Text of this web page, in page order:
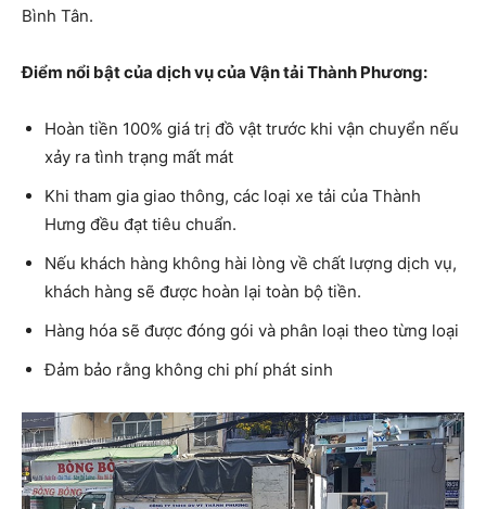
Bình Tân.
Điểm nổi bật của dịch vụ của Vận tải Thành Phương:
Hoàn tiền 100% giá trị đồ vật trước khi vận chuyển nếu
xảy ra tình trạng mất mát
Khi tham gia giao thông, các loại xe tải của Thành
Hưng đều đạt tiêu chuẩn.
Nếu khách hàng không hài lòng về chất lượng dịch vụ,
khách hàng sẽ được hoàn lại toàn bộ tiền.
Hàng hóa sẽ được đóng gói và phân loại theo từng loại
Đảm bảo rằng không chi phí phát sinh